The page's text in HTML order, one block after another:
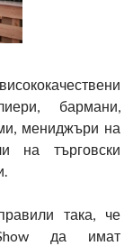
бармани,
мениджъри на
на търговски
така, че
да имат